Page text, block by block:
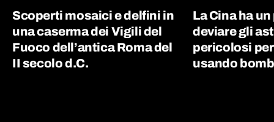
Scoperti mosaici e delfini in
una caserma dei Vigili del
Fuoco dell’antica Roma del
II secolo d.C.
La Cina ha
deviare gli
pericolosi per
usando